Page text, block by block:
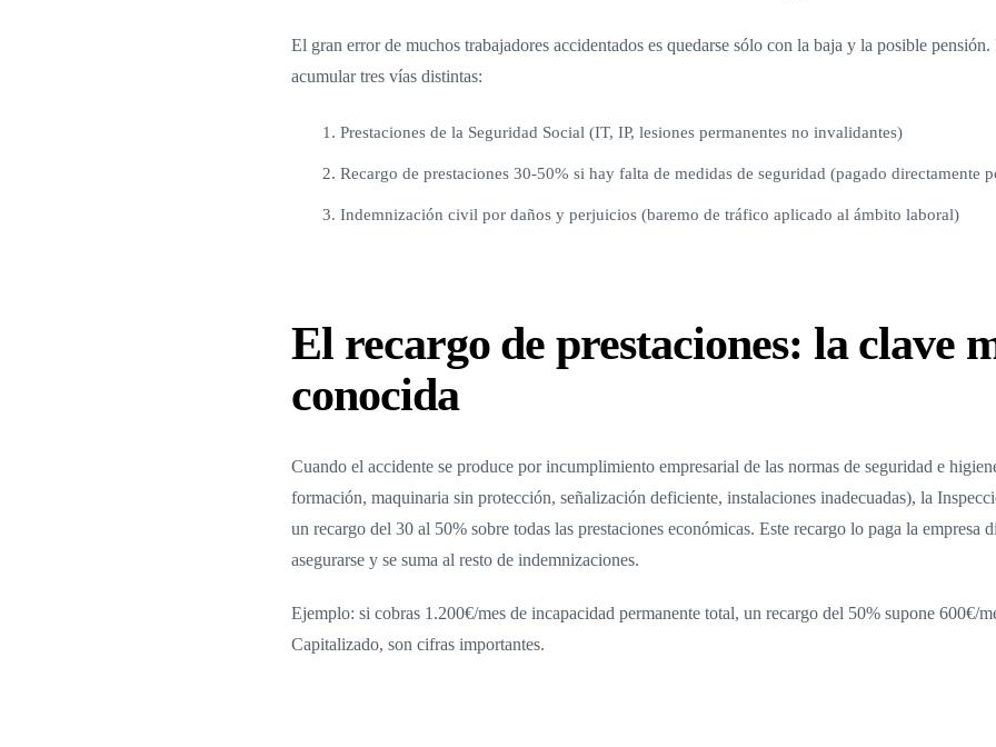
El gran error de muchos trabajadores accidentados es quedarse sólo con la baja y la posible
acumular tres vías distintas:
1. Prestaciones de la Seguridad Social (IT, IP, lesiones permanentes no invalidantes)
2. Recargo de prestaciones 30-50% si hay falta de medidas de seguridad (pagado directamente
3. Indemnización civil por daños y perjuicios (baremo de tráfico aplicado al ámbito laboral)
El recargo de prestaciones: la clave
conocida
Cuando el accidente se produce por incumplimiento empresarial de las normas de seguridad e
formación, maquinaria sin protección, señalización deficiente, instalaciones inadecuadas), la
un recargo del 30 al 50% sobre todas las prestaciones económicas. Este recargo lo paga la empresa
asegurarse y se suma al resto de indemnizaciones.
Ejemplo: si cobras 1.200€/mes de incapacidad permanente total, un recargo del 50% supone 600€/
Capitalizado, son cifras importantes.